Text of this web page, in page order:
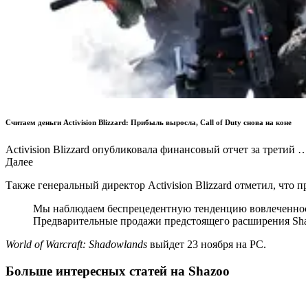
Считаем деньги Activision Blizzard: Прибыль выросла, Call of Duty снова на коне
Activision Blizzard опубликовала финансовый отчет за третий
Далее
Также генеральный директор Activision Blizzard отметил, что
Мы наблюдаем беспрецедентную тенденцию
Предварительные продажи предстоящего расширения
World of Warcraft: Shadowlands выйдет 23 ноября на PC.
Больше интересных статей на Shazoo